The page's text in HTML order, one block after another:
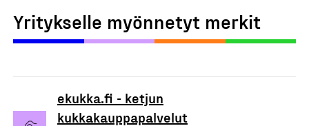
Yritykselle myönnetyt merkit
ekukka.fi - ketjun
kukkakauppapalvelut